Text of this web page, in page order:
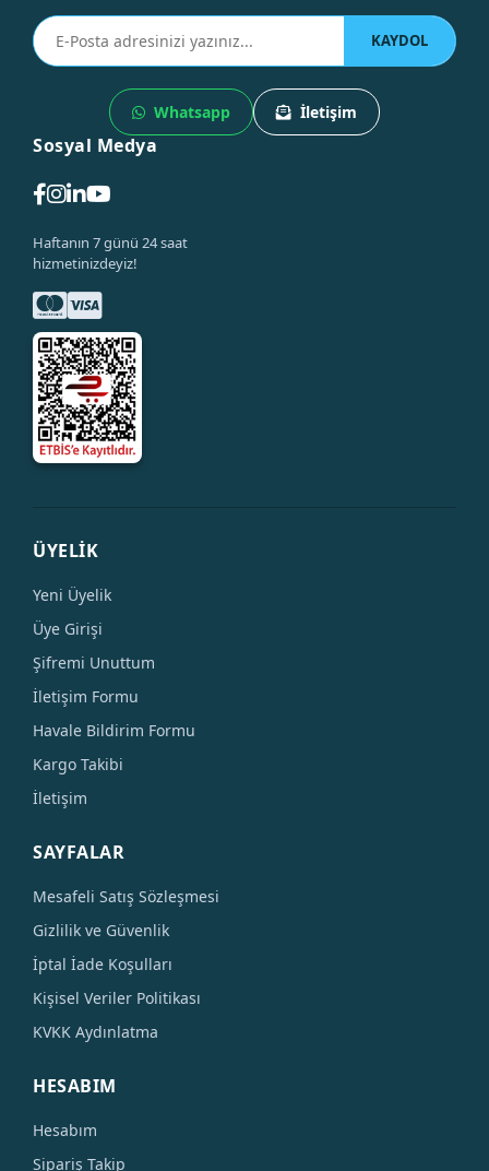
KAYDOL
Whatsapp İletişim
Sosyal Medya
Haftanın 7 günü 24 saat
hizmetinizdeyiz!
ÜYELİK
Yeni Üyelik
Üye Girişi
Şifremi Unuttum
İletişim Formu
Havale Bildirim Formu
Kargo Takibi
İletişim
SAYFALAR
Mesafeli Satış Sözleşmesi
Gizlilik ve Güvenlik
İptal İade Koşulları
Kişisel Veriler Politikası
KVKK Aydınlatma
HESABIM
Hesabım
Sipariş Takip